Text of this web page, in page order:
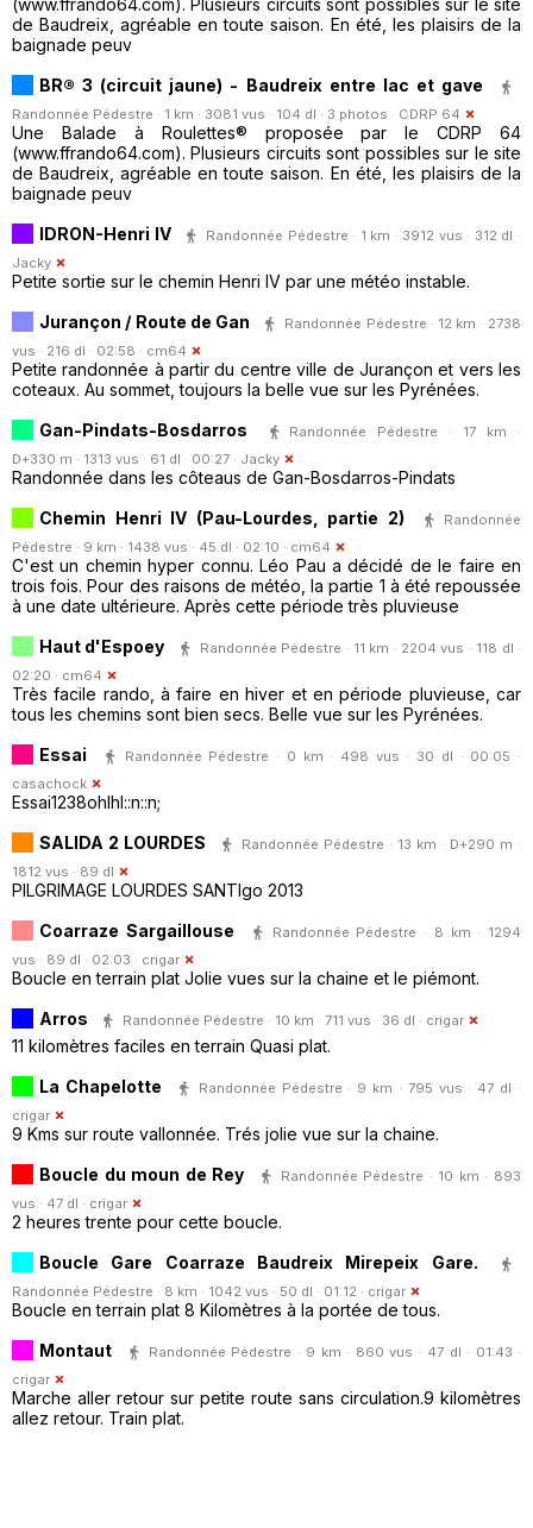
(www.ffrando64.com). Plusieurs circuits sont possibles sur le site
de Baudreix, agréable en toute saison. En été, les plaisirs de la
baignade peuv
BR® 3 (circuit jaune) - Baudreix entre lac et gave
Randonnée Pédestre · 1 km · 3081 vus · 104 dl · 3 photos · CDRP 64
Une Balade à Roulettes® proposée par le CDRP 64
(www.ffrando64.com). Plusieurs circuits sont possibles sur le site
de Baudreix, agréable en toute saison. En été, les plaisirs de la
baignade peuv
IDRON-Henri IV
Randonnée Pédestre · 1 km · 3912 vus · 312 dl ·
Jacky
Petite sortie sur le chemin Henri IV par une météo instable.
Jurançon / Route de Gan
Randonnée Pédestre · 12 km · 2738
vus · 216 dl · 02:58 · cm64
Petite randonnée à partir du centre ville de Jurançon et vers les
coteaux. Au sommet, toujours la belle vue sur les Pyrénées.
Gan-Pindats-Bosdarros
Randonnée Pédestre · 17 km ·
D+330 m · 1313 vus · 61 dl · 00:27 · Jacky
Randonnée dans les côteaus de Gan-Bosdarros-Pindats
Chemin Henri IV (Pau-Lourdes, partie 2)
Randonnée
Pédestre · 9 km · 1438 vus · 45 dl · 02:10 · cm64
C'est un chemin hyper connu. Léo Pau a décidé de le faire en
trois fois. Pour des raisons de météo, la partie 1 à été repoussée
à une date ultérieure. Après cette période très pluvieuse
Haut d'Espoey
Randonnée Pédestre · 11 km · 2204 vus · 118 dl ·
02:20 · cm64
Très facile rando, à faire en hiver et en période pluvieuse, car
tous les chemins sont bien secs. Belle vue sur les Pyrénées.
Essai
Randonnée Pédestre · 0 km · 498 vus · 30 dl · 00:05 ·
casachock
Essai1238ohlhl::n::n;
SALIDA 2 LOURDES
Randonnée Pédestre · 13 km · D+290 m ·
1812 vus · 89 dl
PILGRIMAGE LOURDES SANTIgo 2013
Coarraze Sargaillouse
Randonnée Pédestre · 8 km · 1294
vus · 89 dl · 02:03 · crigar
Boucle en terrain plat Jolie vues sur la chaine et le piémont.
Arros
Randonnée Pédestre · 10 km · 711 vus · 36 dl · crigar
11 kilomètres faciles en terrain Quasi plat.
La Chapelotte
Randonnée Pédestre · 9 km · 795 vus · 47 dl ·
crigar
9 Kms sur route vallonnée. Trés jolie vue sur la chaine.
Boucle du moun de Rey
Randonnée Pédestre · 10 km · 893
vus · 47 dl · crigar
2 heures trente pour cette boucle.
Boucle Gare Coarraze Baudreix Mirepeix Gare.
Randonnée Pédestre · 8 km · 1042 vus · 50 dl · 01:12 · crigar
Boucle en terrain plat 8 Kilomètres à la portée de tous.
Montaut
Randonnée Pédestre · 9 km · 860 vus · 47 dl · 01:43 ·
crigar
Marche aller retour sur petite route sans circulation.9 kilomètres
allez retour. Train plat.